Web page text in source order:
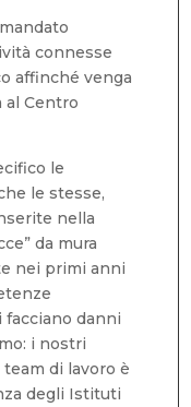
connesse
affinché venga
al Centro
le
le stesse,
nella
da mura
nei primi anni
danni
i nostri
di lavoro è
degli Istituti